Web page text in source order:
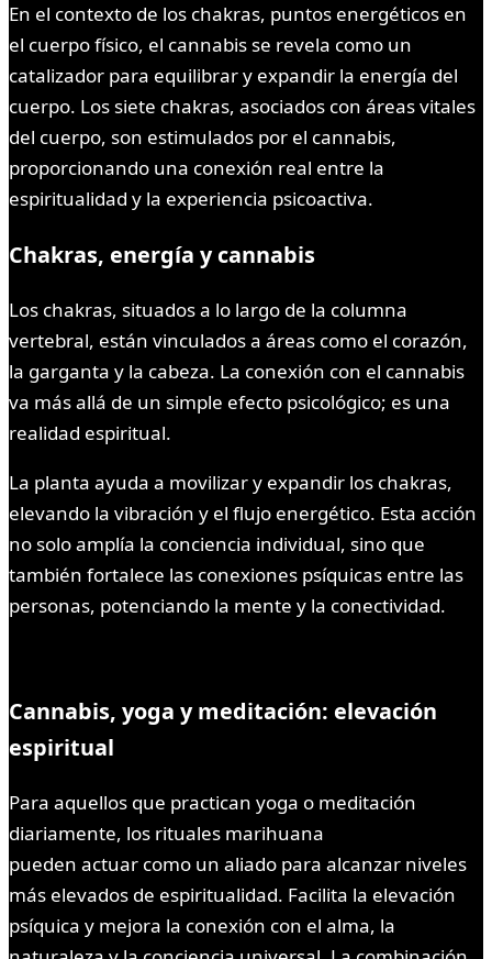
En el contexto de los chakras, puntos energéticos en
el cuerpo físico, el cannabis se revela como un
catalizador para equilibrar y expandir la energía del
cuerpo. Los siete chakras, asociados con áreas vitales
del cuerpo, son estimulados por el cannabis,
proporcionando una conexión real entre la
espiritualidad y la experiencia psicoactiva.
Chakras, energía y cannabis
Los chakras, situados a lo largo de la columna
vertebral, están vinculados a áreas como el corazón,
la garganta y la cabeza. La conexión con el cannabis
va más allá de un simple efecto psicológico; es una
realidad espiritual.
La planta ayuda a movilizar y expandir los chakras,
elevando la vibración y el flujo energético. Esta acción
no solo amplía la conciencia individual, sino que
también fortalece las conexiones psíquicas entre las
personas, potenciando la mente y la conectividad.
Cannabis, yoga y meditación: elevación
espiritual
Para aquellos que practican yoga o meditación
diariamente, los rituales marihuana
pueden actuar como un aliado para alcanzar niveles
más elevados de espiritualidad. Facilita la elevación
psíquica y mejora la conexión con el alma, la